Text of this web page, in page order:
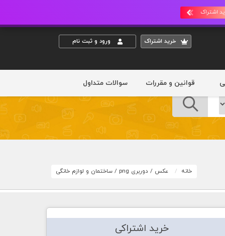
اشتراک
خريد اشتراک ورود و ثبت نام
قوانین و مقررات سوالات متداول
خانه عکس / دوربری png / ساختمان و لوازم خانگی
خرید اشتراکی